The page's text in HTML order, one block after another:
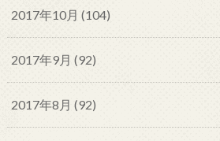
2017年10月 (104)
2017年9月 (92)
2017年8月 (92)